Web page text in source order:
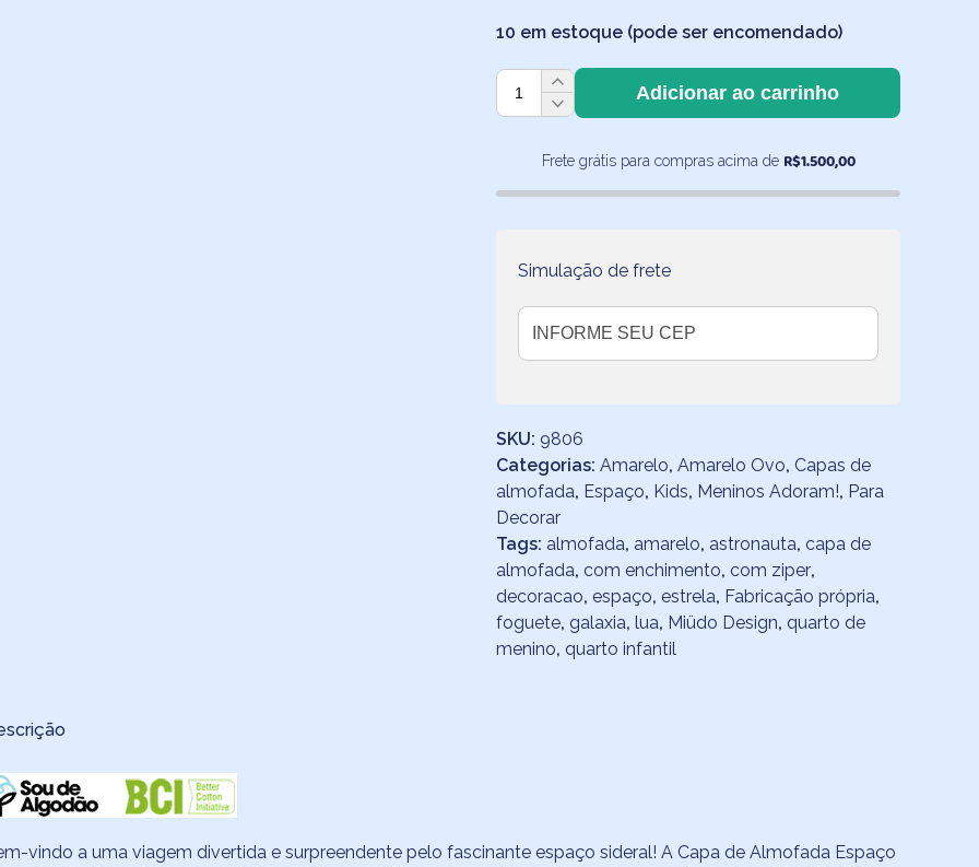
10 em estoque (pode ser encomendado)
Capa
de
Espaço
Amarelo
quantidade
Adicionar ao carrinho
Frete grátis para compras acima de R$1.500,00
Simulação de frete
SKU: 9806
Categorias:Amarelo,Amarelo Ovo, Capas de
almofada, Espaço, Kids, Meninos Adoram!, Para
Decorar
Tags: almofada, amarelo, astronauta,capa de
almofada,com enchimento,com ziper,
decoracao,espaço,estrela, Fabricação própria,
foguete,galaxia,lua, Miüdo Design,quarto de
menino,quarto infantil
vindo a uma viagem divertida e surpreendente pelo fascinante espaço sideral! A Capa de Almofada Espaço